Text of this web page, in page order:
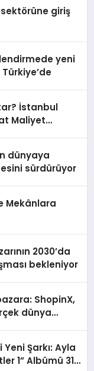
giriş
yeni
İstanbul
Maliyet
dünyaya
sürdürüyor
Mekânlara
2030’da
bekleniyor
ShopinX,
dünya
Şarkı: Ayla
1” Albümü 31